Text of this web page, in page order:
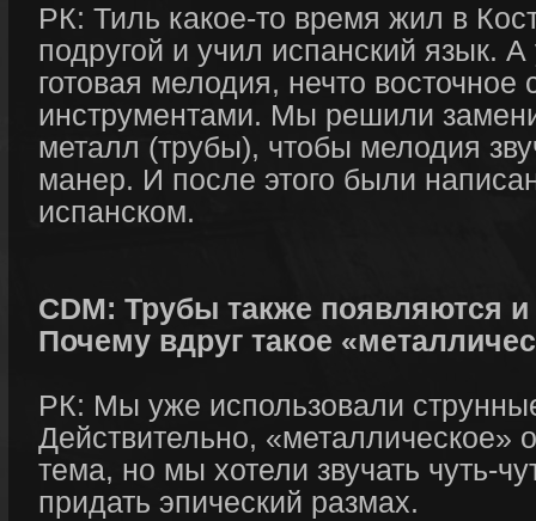
РК: Тиль какое-то время жил в
подругой и учил испанский язык.
готовая мелодия, нечто восточное
инструментами. Мы решили
металл (трубы), чтобы мелодия
манер. И после этого были
испанском.
CDM: Трубы также появляются
Почему вдруг такое
РК: Мы уже использовали
Действительно, «металлическое»
тема, но мы хотели звучать чуть-
придать эпический размах.